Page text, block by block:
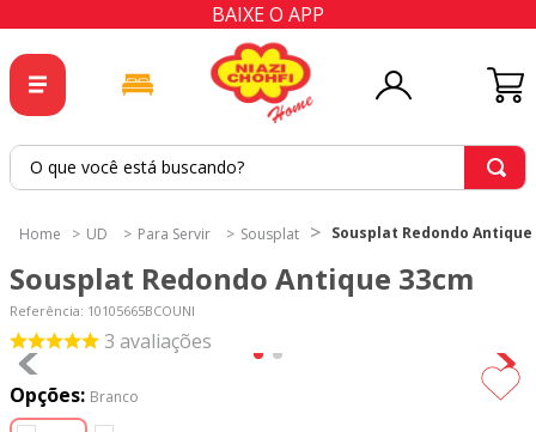
BAIXE O APP
O que você está buscando?
UD Para Servir Sousplat Sousplat Redondo Antique
Sousplat Redondo Antique 33cm
Referência: 10105665BCOUNI
3 avaliações
Opções: Branco
2 º
tapete
3º
cortina
4
5º
tapetes